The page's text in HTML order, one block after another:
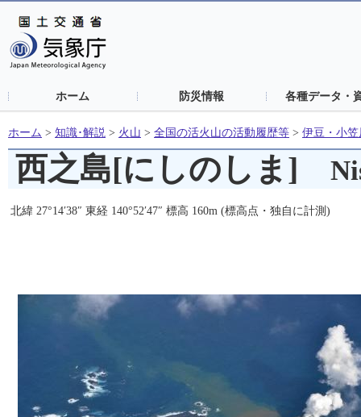
ホーム 防災情報 各種データ・
ホーム > 知識･解説 > 火山 > 全国の活火山の活動履歴等 > 伊豆・小
西之島[にしのしま]
北緯 27°14′38″ 東経 140°52′47″ 標高 160m (標高点・独自に計測)